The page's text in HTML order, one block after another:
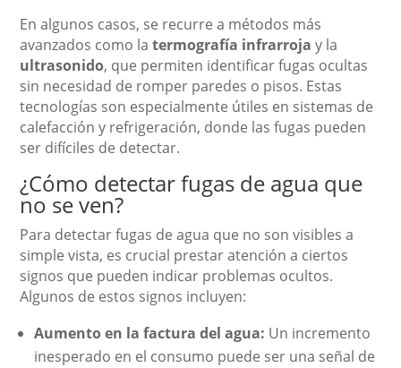
En algunos casos, se recurre a métodos más
avanzados como latermografía infrarroja y la
ultrasonido, que permiten identificar fugas ocultas
sin necesidad de romper paredes o pisos. Estas
tecnologías son especialmente útiles en sistemas de
calefacción y refrigeración, donde las fugas pueden
ser difíciles de detectar.
¿Cómo detectar fugas de agua que
no se ven?
Para detectar fugas de agua que no son visibles a
simple vista, es crucial prestar atención a ciertos
signos que pueden indicar problemas ocultos.
Algunos de estos signos incluyen:
Aumento en la factura del agua: Un incremento
inesperado en el consumo puede ser una señal de